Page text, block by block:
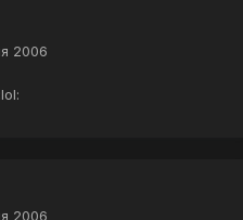
2006
2006